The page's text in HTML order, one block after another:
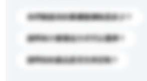
你們能提供的最優惠價格是多少？
請問有什麼運送方式可以選擇？
請問你的產品是否支持定制？